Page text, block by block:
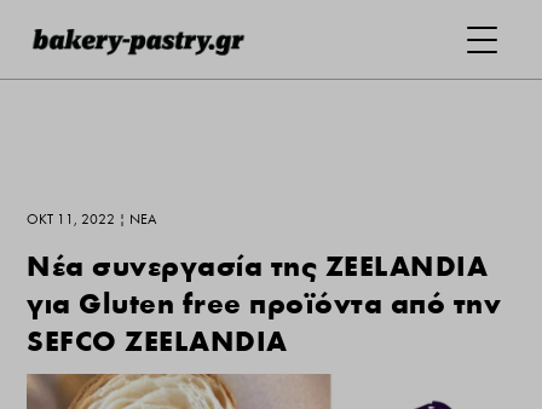
ΟΚΤ 11, 2022 | ΝΕΑ
Νέα συνεργασία της ZEELANDIA
για Gluten free προϊόντα από την
SEFCO ZEELANDIA